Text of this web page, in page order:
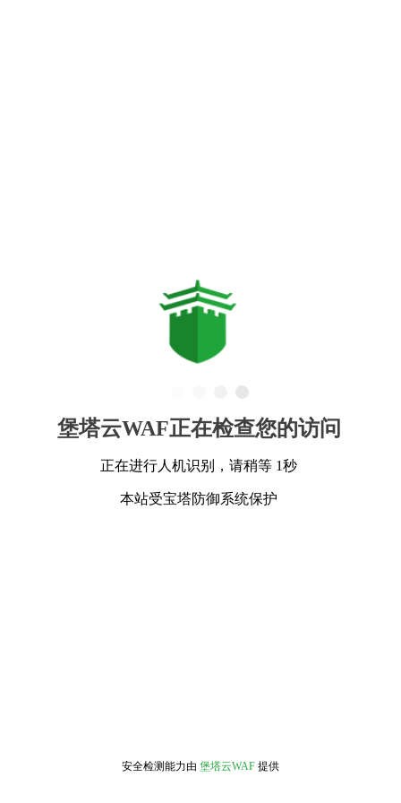
堡塔云WAF正在检查您的访问
正在进行人机识别，请稍等 1秒
本站受宝塔防御系统保护
安全检测能力由 堡塔云WAF 提供